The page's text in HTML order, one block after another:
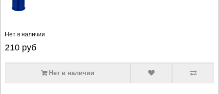
Нет в наличии
210руб
Нет в наличии